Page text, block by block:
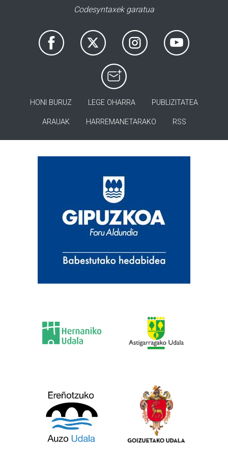
Codesyntaxek garatua
HONI BURUZ LEGE OHARRA PUBLIZITATEA
ARAUAK HARREMANETARAKO RSS